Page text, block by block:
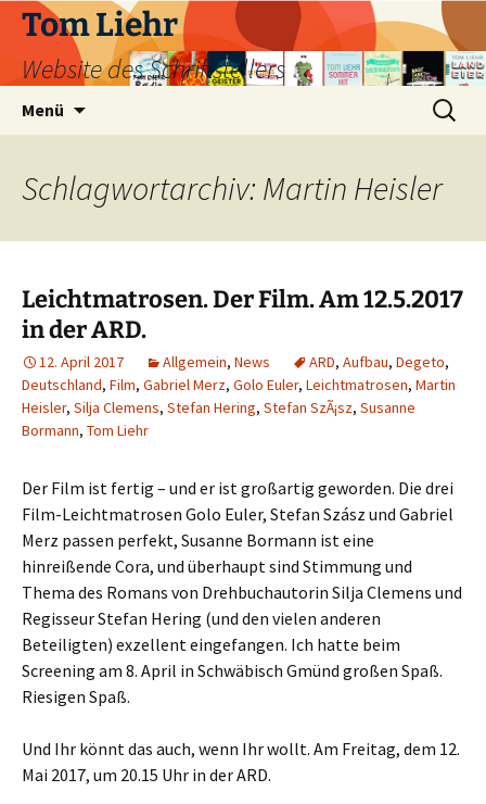
Zum
Inhalt
springen
Tom Liehr
Website des Schriftstellers
Menü
Suchen
nach:
Schlagwortarchiv: Martin Heisler
Leichtmatrosen. Der Film. Am 12.5.2017
in der ARD.
12. April 2017 Allgemein, News ARD, Aufbau, Degeto,
Deutschland, Film, Gabriel Merz, Golo Euler, Leichtmatrosen, Martin
Heisler, Silja Clemens, Stefan Hering, Stefan SzÃ¡sz, Susanne
Bormann, Tom Liehr
Der Film ist fertig – und er ist großartig geworden. Die drei
Film-Leichtmatrosen Golo Euler, Stefan Szász und Gabriel
Merz passen perfekt, Susanne Bormann ist eine
hinreißende Cora, und überhaupt sind Stimmung und
Thema des Romans von Drehbuchautorin Silja Clemens und
Regisseur Stefan Hering (und den vielen anderen
Beteiligten) exzellent eingefangen. Ich hatte beim
Screening am 8. April in Schwäbisch Gmünd großen Spaß.
Riesigen Spaß.
Und Ihr könnt das auch, wenn Ihr wollt. Am Freitag, dem 12.
Mai 2017, um 20.15 Uhr in der ARD.